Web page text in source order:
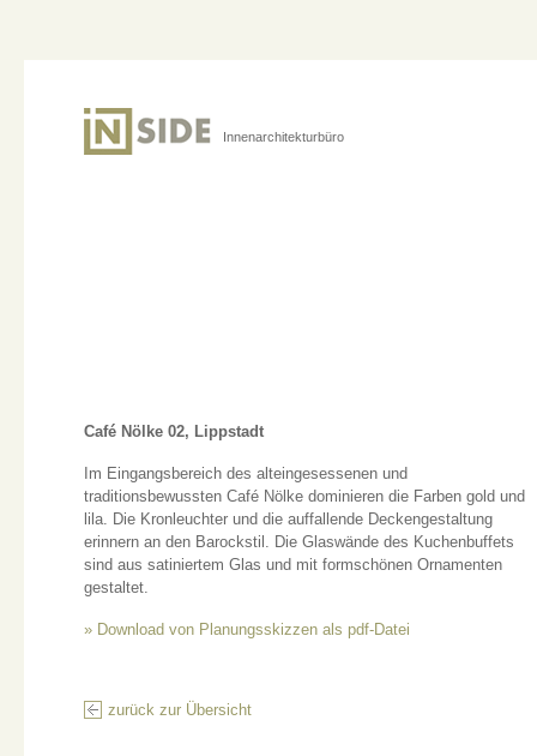
Innenarchitekturbüro
Café Nölke 02, Lippstadt
Im Eingangsbereich des alteingesessenen und
traditionsbewussten Café Nölke dominieren die Farben gold und
lila. Die Kronleuchter und die auffallende Deckengestaltung
erinnern an den Barockstil. Die Glaswände des Kuchenbuffets
sind aus satiniertem Glas und mit formschönen Ornamenten
gestaltet.
» Download von Planungsskizzen als pdf-Datei
zurück zur Übersicht